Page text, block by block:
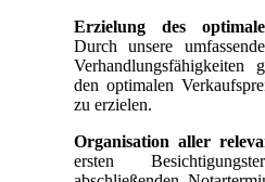
Erzielung des
Durch unsere
Verhandlungsfähigkeiten
den optimalen
zu erzielen.
Organisation aller
ersten